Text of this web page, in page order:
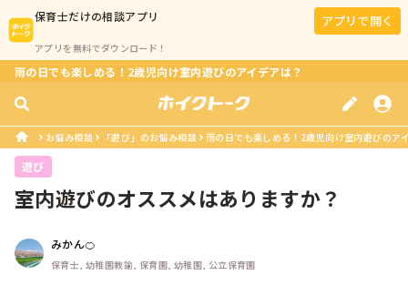
保育士だけの相談アプリ
アプリを無料でダウンロード！
アプリで開く
雨の日でも楽しめる！2歳児向け室内遊びのアイデアは？
お悩み相談 「遊び」のお悩み相談 雨の日でも楽しめる！2歳児向け室内遊びのア
遊び
室内遊びのオススメはありますか？
みかん🍊
保育士, 幼稚園教諭, 保育園, 幼稚園, 公立保育園